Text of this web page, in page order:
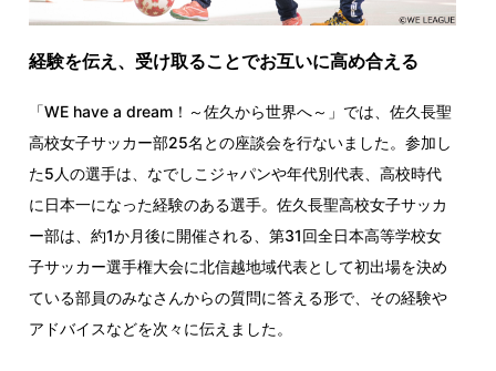
経験を伝え、受け取ることでお互いに高め合える
「WE have a dream！～佐久から世界へ～」では、佐久長聖
高校女子サッカー部25名との座談会を行ないました。参加し
た5人の選手は、なでしこジャパンや年代別代表、高校時代
に日本一になった経験のある選手。佐久長聖高校女子サッカ
ー部は、約1か月後に開催される、第31回全日本高等学校女
子サッカー選手権大会に北信越地域代表として初出場を決め
ている部員のみなさんからの質問に答える形で、その経験や
アドバイスなどを次々に伝えました。